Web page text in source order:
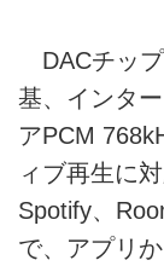
DACチップ
基、インタ
アPCM
ィブ再生に
Spotify、
で、アプリ